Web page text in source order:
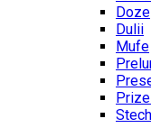
Doze
Dulii
Mufe